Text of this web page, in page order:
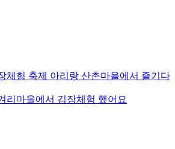
체험 축제 아리랑 산촌마을에서 즐기다
리마을에서 김장체험 했어요